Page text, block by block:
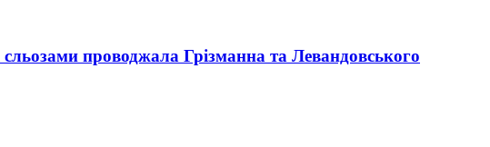
сльозами проводжала Грізманна та Левандовського